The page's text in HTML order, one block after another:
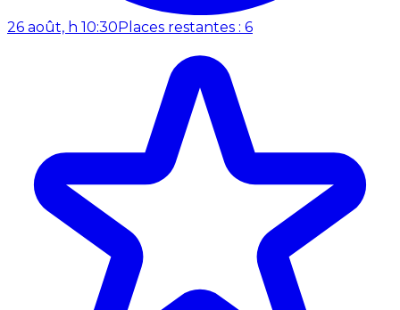
26 août, h 10:30Places restantes : 6